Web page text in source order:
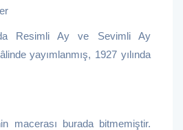
Resimli Ay ve Sevimli Ay
yayımlanmış, 1927 yılında
macerası burada bitmemiştir.